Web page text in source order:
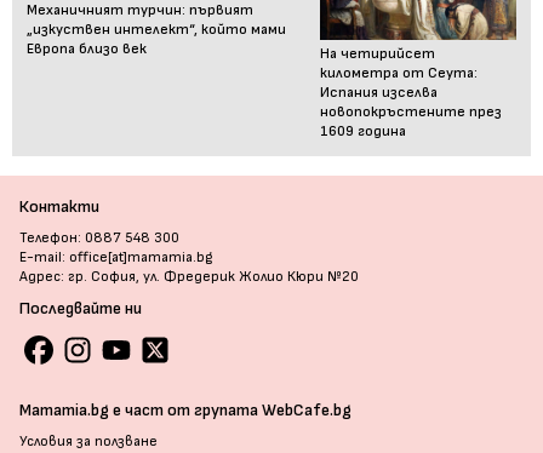
Механичният турчин: първият
„изкуствен интелект“, който мами
Европа близо век
На четирийсет
километра от Сеута:
Испания изселва
новопокръстените през
1609 година
Контакти
Телефон: 0887 548 300
E-mail: office[at]mamamia.bg
Адрес: гр. София, ул. Фредерик Жолио Кюри №20
Последвайте ни
Mamamia.bg е част от групата WebCafe.bg
Условия за ползване